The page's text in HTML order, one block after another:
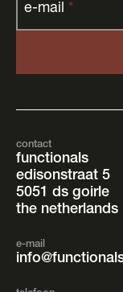
e-mail *
contact
functionals
edisonstraat 5
5051 ds goirle
the netherlands
e-mail